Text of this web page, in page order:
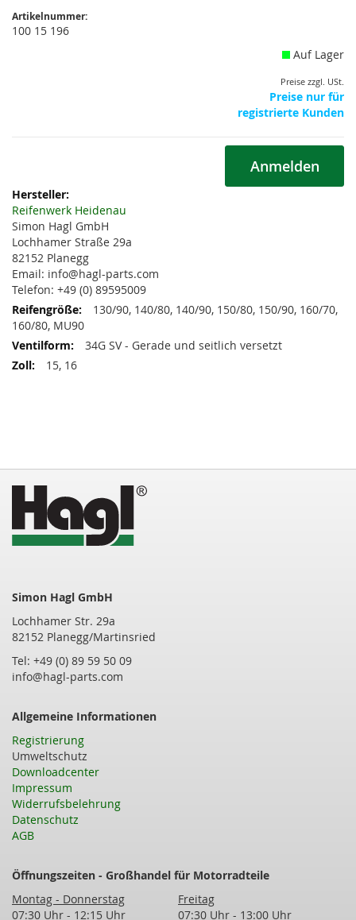
Artikelnummer:
100 15 196
Auf Lager
Preise zzgl. USt.
Preise nur für
registrierte Kunden
Anmelden
Weitere
Informationen
Reifenwerk Heidenau
Simon Hagl GmbH
Lochhamer Straße 29a
82152 Planegg
Email: info@hagl-parts.com
Telefon: +49 (0) 89595009
130/90, 140/80, 140/90, 150/80, 150/90, 160/70,
160/80, MU90
34G SV - Gerade und seitlich versetzt
15, 16
Simon Hagl GmbH
Lochhamer Str. 29a
82152 Planegg/Martinsried
Tel: +49 (0) 89 59 50 09
info@hagl-parts.com
Allgemeine Informationen
Registrierung
Umweltschutz
Downloadcenter
Impressum
Widerrufsbelehrung
Datenschutz
AGB
Öffnungszeiten - Großhandel für Motorradteile
Montag - Donnerstag
Freitag
07:30 Uhr - 12:15 Uhr
07:30 Uhr - 13:00 Uhr